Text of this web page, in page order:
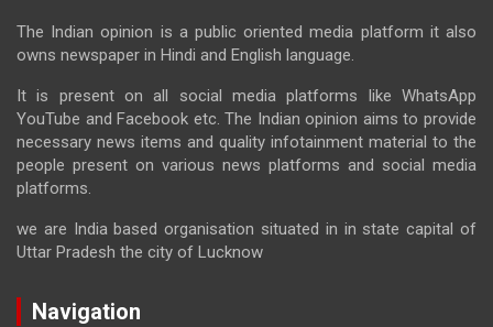
The Indian opinion is a public oriented media platform it also
owns newspaper in Hindi and English language.
It is present on all social media platforms like WhatsApp
YouTube and Facebook etc. The Indian opinion aims to provide
necessary news items and quality infotainment material to the
people present on various news platforms and social media
platforms.
we are India based organisation situated in in state capital of
Uttar Pradesh the city of Lucknow
Navigation